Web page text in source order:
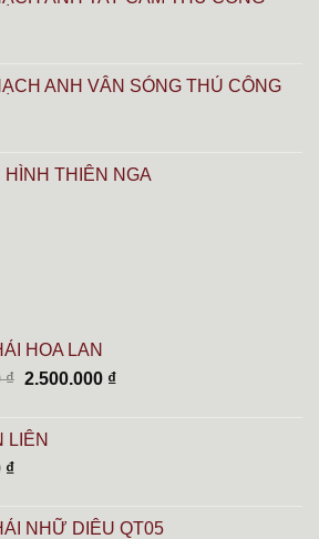
ANH VÂN SÓNG THỦ CÔNG
HÌNH THIÊN NGA
HOA LAN
₫ Giá
2.700.000 ₫.
2.500.000 ₫Giá
LIÊN
₫
NHỮ DIÊU QT05